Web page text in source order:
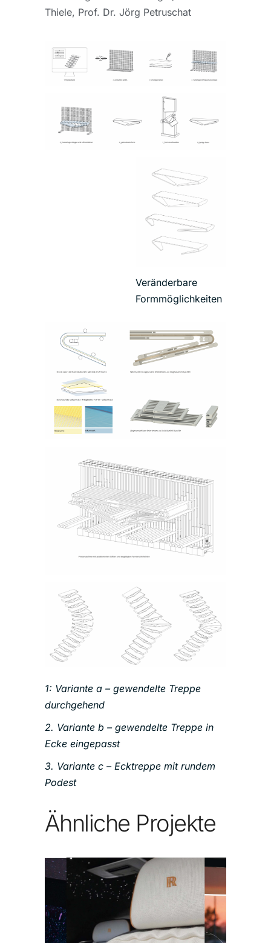
Thiele, Prof. Dr. Jörg Petruschat
Veränderbare
Formmöglichkeiten
1: Variante a – gewendelte Treppe
durchgehend
2. Variante b – gewendelte Treppe in
Ecke eingepasst
3. Variante c – Ecktreppe mit rundem
Podest
Ähnliche Projekte